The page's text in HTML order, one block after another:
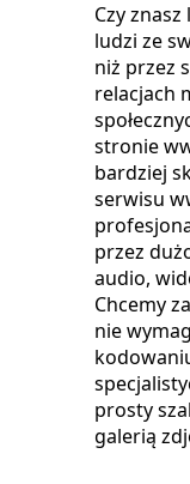
Czy
ludzi ze
niż przez
relacjach
stronie
bardziej
serwisu
przez
audio,
Chcemy
nie
prosty
galerią